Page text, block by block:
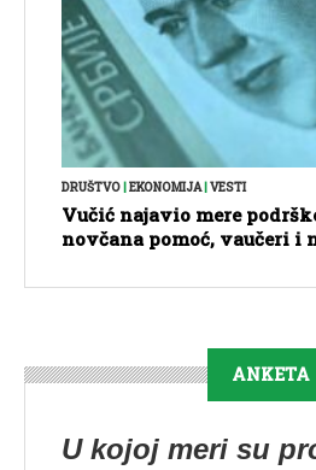
DRUŠTVO EKONOMIJA| VESTI
Vučić najavio mere
novčana pomoć, vaučeri i
ANKETA
U kojoj meri su